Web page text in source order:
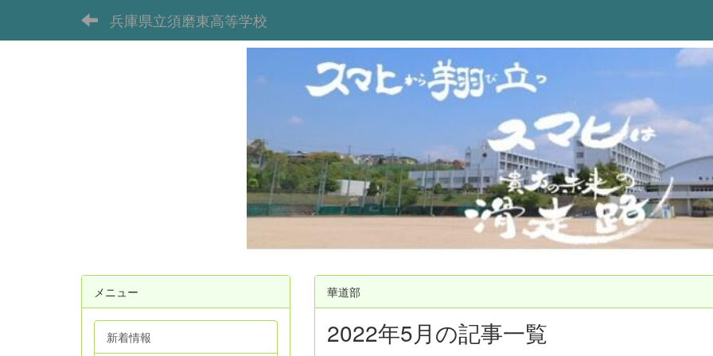
兵庫県立須磨東高等学校
華道部
2022年5月の記事一覧
メニュー
新着情報